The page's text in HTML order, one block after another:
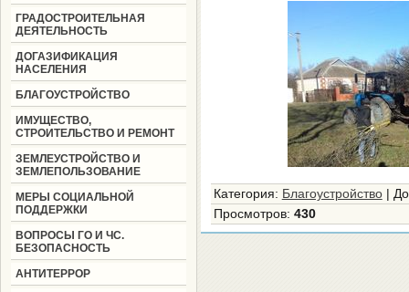
ГРАДОСТРОИТЕЛЬНАЯ
ДЕЯТЕЛЬНОСТЬ
ДОГАЗИФИКАЦИЯ
НАСЕЛЕНИЯ
БЛАГОУСТРОЙСТВО
ИМУЩЕСТВО,
СТРОИТЕЛЬСТВО И РЕМОНТ
ЗЕМЛЕУСТРОЙСТВО И
ЗЕМЛЕПОЛЬЗОВАНИЕ
МЕРЫ СОЦИАЛЬНОЙ
ПОДДЕРЖКИ
ВОПРОСЫ ГО И ЧС.
БЕЗОПАСНОСТЬ
АНТИТЕРРОР
Категория: Благоустройство|
Просмотров: 430